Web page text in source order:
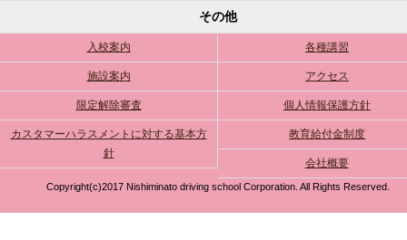
その他
入校案内 各種講習
施設案内 アクセス
限定解除審査 個人情報保護方針
カスタマーハラスメントに対する基本方
針
教育給付金制度
会社概要
Copyright(c)2017 Nishiminato driving school Corporation. All Rights Reserved.